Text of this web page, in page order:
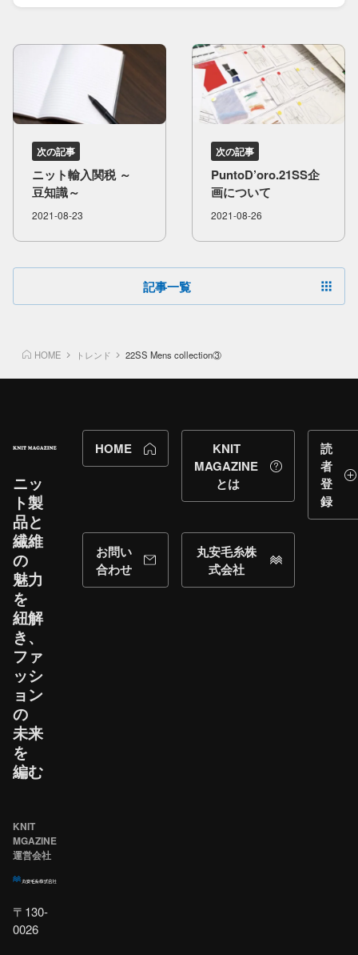
次の記事
ニット輸入関税 ～
豆知識～
2021-08-23
次の記事
PuntoD’oro.21SS企
画に​ついて
2021-08-26
記事一覧
HOME トレンド 22SS Mens collection③
ニッ
ト製
品と​
繊維
の​
魅力
を​
紐解
き、​
ファ
ッシ
ョン
の​
未来
を​
編む
HOME
KNIT
MAGAZINE
とは
読
者
登
録
お問い
合わせ
丸安毛糸株
式会社
KNIT
MGAZINE
運営会社
〒130-
0026